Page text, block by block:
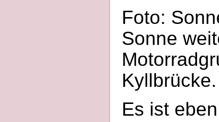
Foto:
Sonne
Kyllbrücke.
Es ist